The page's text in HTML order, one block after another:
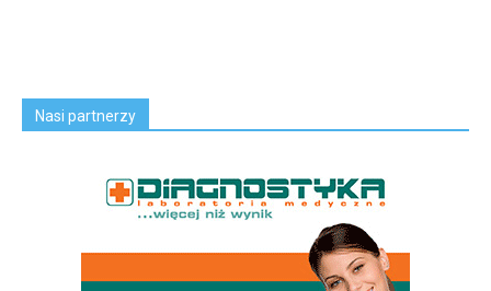
Nasi partnerzy